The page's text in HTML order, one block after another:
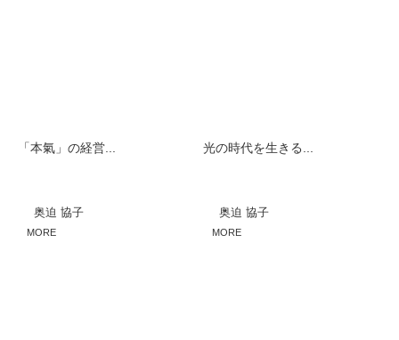
「本氣」の経営...
奥迫 協子
MORE
光の時代を生きる...
奥迫 協子
MORE